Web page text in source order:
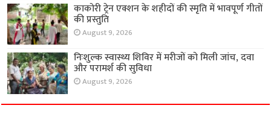
काकोरी ट्रेन एक्शन के शहीदों की स्मृति में भावपूर्ण गीतों
की प्रस्तुति
August 9, 2026
निःशुल्क स्वास्थ्य शिविर में मरीजों को मिली जांच, दवा
और परामर्श की सुविधा
August 9, 2026